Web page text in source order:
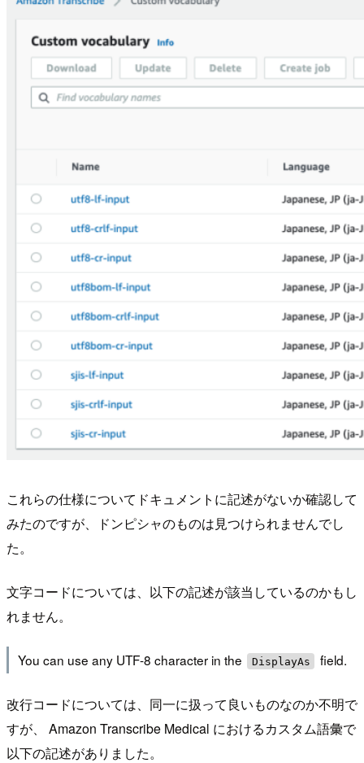
これらの仕様についてドキュメントに記述がないか確認して
みたのですが、ドンピシャのものは見つけられませんでし
た。
文字コードについては、以下の記述が該当しているのかもし
れません。
You can use any UTF-8 character in the DisplayAs field.
改行コードについては、同一に扱って良いものなのか不明で
すが、 Amazon Transcribe Medical におけるカスタム語彙で
以下の記述がありました。